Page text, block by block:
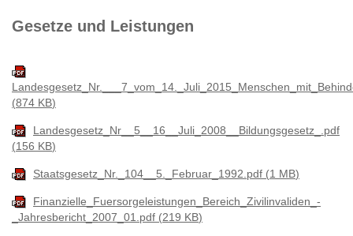
Gesetze und Leistungen
874 KB
Landesgesetz_Nr__5__16__Juli_2008__Bildungsgesetz_.pdf
156 KB
Staatsgesetz_Nr._104__5._Februar_1992.pdf 1 MB
Finanzielle_Fuersorgeleistungen_Bereich_Zivilinvaliden_-
_Jahresbericht_2007_01.pdf
219 KB